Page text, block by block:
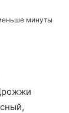
минуты
Врач